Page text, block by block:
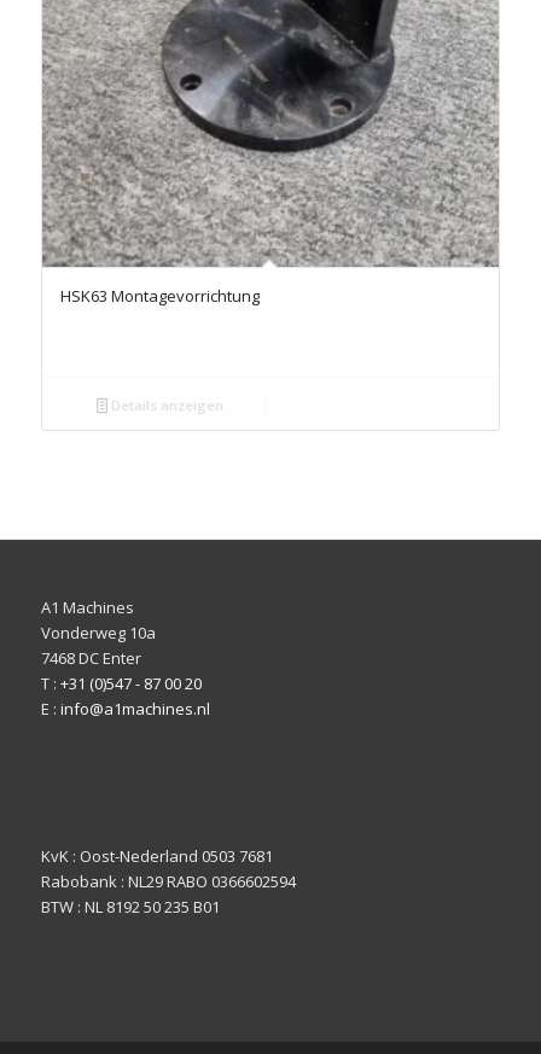
HSK63 Montagevorrichtung
Details anzeigen
A1 Machines
Vonderweg 10a
7468 DC Enter
T : +31 (0)547 - 87 00 20
E : info@a1machines.nl
KvK : Oost-Nederland 0503 7681
Rabobank : NL29 RABO 0366602594
BTW : NL 8192 50 235 B01